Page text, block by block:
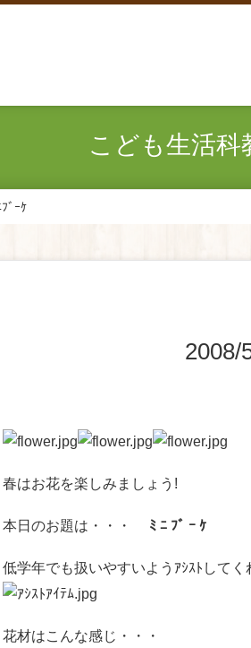
こども生活科
ﾞｰｹ
春はお花を楽しみましょう!
本日のお題は・・・ ﾐ ﾆ ﾌﾞ ｰ ｹ
低学年でも扱いやすいようｱｼｽﾄしてく
花材はこんな感じ・・・